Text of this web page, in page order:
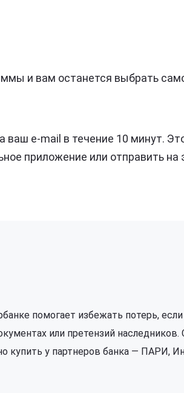
и вам останется выбрать
ваш e-mail в течение 10 минут.
приложение или отправить на
помогает избежать потерь,
или претензий наследников.
купить у партнеров банка — ПАРИ,